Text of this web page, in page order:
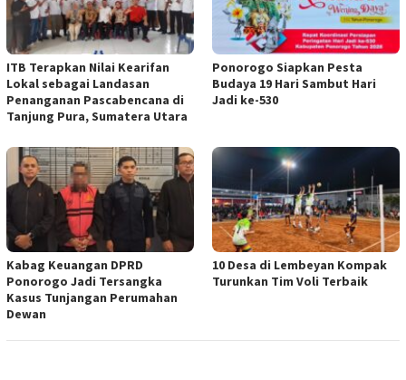
ITB Terapkan Nilai Kearifan
Lokal sebagai Landasan
Penanganan Pascabencana di
Tanjung Pura, Sumatera Utara
Ponorogo Siapkan Pesta
Budaya 19 Hari Sambut Hari
Jadi ke-530
Kabag Keuangan DPRD
Ponorogo Jadi Tersangka
Kasus Tunjangan Perumahan
Dewan
10 Desa di Lembeyan Kompak
Turunkan Tim Voli Terbaik